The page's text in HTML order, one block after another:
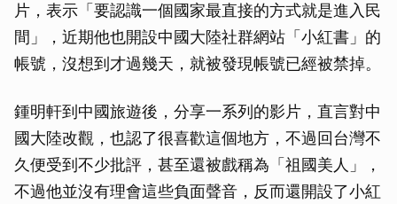
片，表示「要認識一個國家最直接的方式就是進入民
間」，近期他也開設中國大陸社群網站「小紅書」的
帳號，沒想到才過幾天，就被發現帳號已經被禁掉。
鍾明軒到中國旅遊後，分享一系列的影片，直言對中
國大陸改觀，也認了很喜歡這個地方，不過回台灣不
久便受到不少批評，甚至還被戲稱為「祖國美人」，
不過他並沒有理會這些負面聲音，反而還開設了小紅